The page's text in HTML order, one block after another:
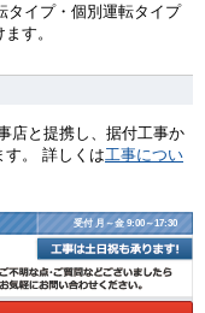
タイプ・個別運転タイプ
す。
店と提携し、据付工事か
す。 詳しくは工事につい
受付 月～金 9:00～17:30